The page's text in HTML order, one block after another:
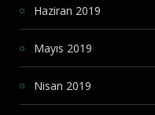
Haziran 2019
Mayıs 2019
Nisan 2019